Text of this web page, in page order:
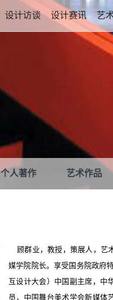
设计访谈 设计赛讯 艺
个人著作 艺术作品
顾群业，教授，策展人，艺
媒学院院长。享受国务院政府
互设计大会）中国副主席，中
员，中国舞台美术学会新媒体